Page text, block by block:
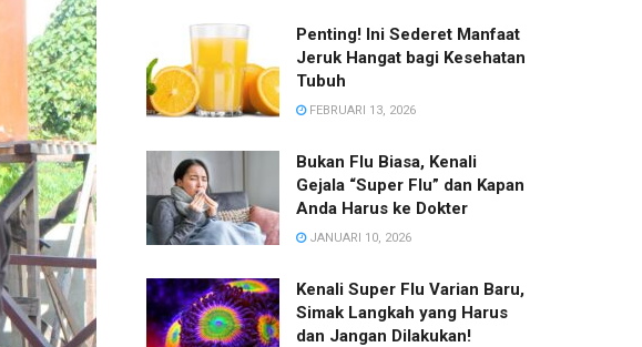
Penting! Ini Sederet Manfaat
Jeruk Hangat bagi Kesehatan
Tubuh
FEBRUARI 13, 2026
Bukan Flu Biasa, Kenali
Gejala “Super Flu” dan Kapan
Anda Harus ke Dokter
JANUARI 10, 2026
Kenali Super Flu Varian Baru,
Simak Langkah yang Harus
dan Jangan Dilakukan!